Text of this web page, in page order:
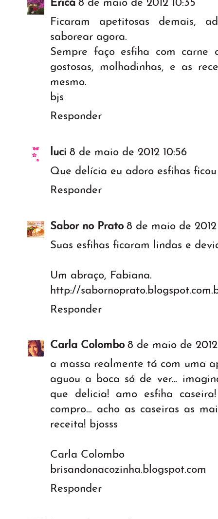
Érica 8 de maio de 2012 10:35
Ficaram apetitosas demais,
saborear agora.
Sempre faço esfiha com carne
gostosas, molhadinhas, e as
mesmo.
bjs
Responder
luci 8 de maio de 2012 10:56
Que delícia eu adoro esfihas
Responder
Sabor no Prato 8 de maio de 2012
Suas esfihas ficaram lindas e
Um abraço, Fabiana.
http://
Responder
Carla Colombo 8 de maio de 2012
a massa realmente tá com uma
aguou a boca só de ver...
que delicia! amo esfiha
compro... acho as caseiras as
receita! bjosss
Carla Colombo
brisandonacozinha.blogspot.com
Responder